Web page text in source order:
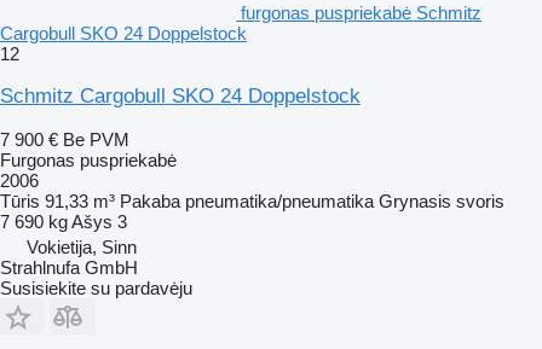
furgonas puspriekabė Schmitz
Cargobull SKO 24 Doppelstock
12
Schmitz Cargobull SKO 24 Doppelstock
7 900 € Be PVM
Furgonas puspriekabė
2006
Tūris 91,33 m³ Pakaba pneumatika/pneumatika Grynasis svoris
7 690 kgAšys 3
Vokietija, Sinn
Strahlnufa GmbH
Susisiekite su pardavėju